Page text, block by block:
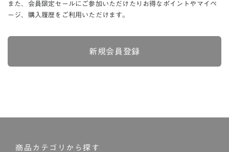
また、会員限定セールにご参加いただけたりお得なポイントやマイペ
ージ、購入履歴をご利用いただけます。
新規会員登録
商品カテゴリから探す